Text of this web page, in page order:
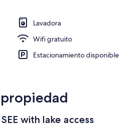
Lavadora
Wifi gratuito
Estacionamiento disponible
with lake access